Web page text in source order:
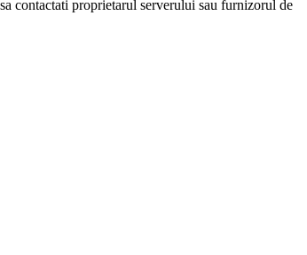
contactati proprietarul serverului sau furnizorul de